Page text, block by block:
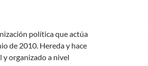
política que actúa
de 2010. Hereda y hace
organizado a nivel